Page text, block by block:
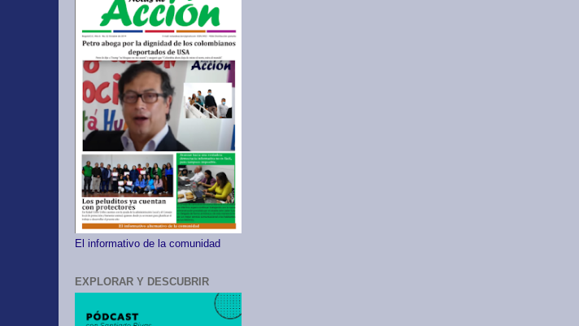
El informativo de la comunidad
EXPLORAR Y DESCUBRIR